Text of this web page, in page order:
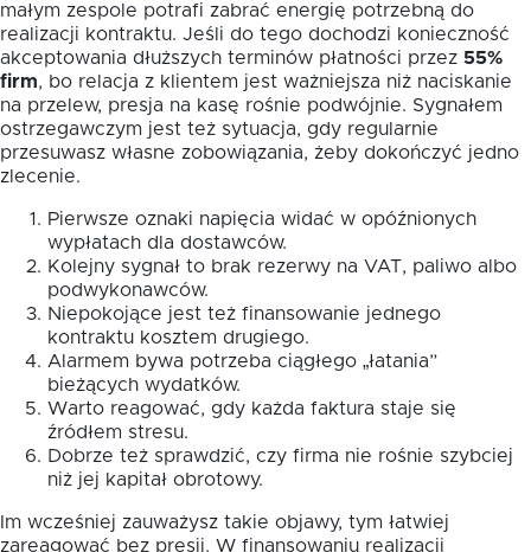
małym zespole potrafi zabrać energię potrzebną do
realizacji kontraktu. Jeśli do tego dochodzi konieczność
akceptowania dłuższych terminów płatności przez 55%
firm, bo relacja z klientem jest ważniejsza niż naciskanie
na przelew, presja na kasę rośnie podwójnie. Sygnałem
ostrzegawczym jest też sytuacja, gdy regularnie
przesuwasz własne zobowiązania, żeby dokończyć jedno
zlecenie.
Pierwsze oznaki napięcia widać w opóźnionych
wypłatach dla dostawców.
Kolejny sygnał to brak rezerwy na VAT, paliwo albo
podwykonawców.
Niepokojące jest też finansowanie jednego
kontraktu kosztem drugiego.
Alarmem bywa potrzeba ciągłego „łatania”
bieżących wydatków.
Warto reagować, gdy każda faktura staje się
źródłem stresu.
Dobrze też sprawdzić, czy firma nie rośnie szybciej
niż jej kapitał obrotowy.
Im wcześniej zauważysz takie objawy, tym łatwiej
zareagować bez presji. W finansowaniu realizacji